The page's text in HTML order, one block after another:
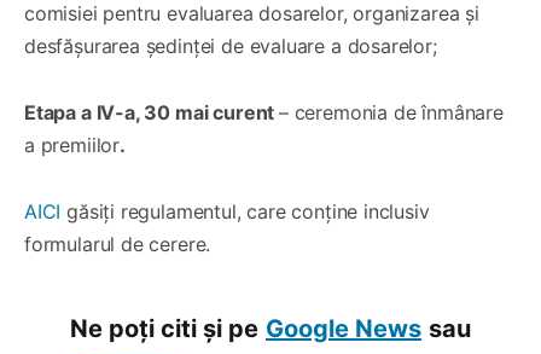
comisiei pentru evaluarea dosarelor, organizarea și
desfășurarea ședinței de evaluare a dosarelor;
Etapa a IV-a, 30 mai curent – ceremonia de înmânare
a premiilor.
AICI găsiți regulamentul, care conține inclusiv
formularul de cerere.
Ne poți citi și pe Google News sau